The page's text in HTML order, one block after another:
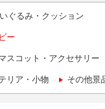
ぐるみ・クッション
ー
スコット・アクセサリー
リア・小物 その他景